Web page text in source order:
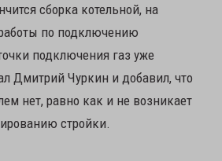
сборка котельной, на
по подключению
подключения газ уже
Дмитрий Чуркин и добавил, что
нет, равно как и не возникает
стройки.